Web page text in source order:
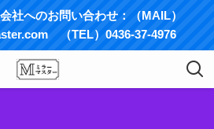
社へのお問い合わせ：（MAIL）
（TEL）0436-37-4976